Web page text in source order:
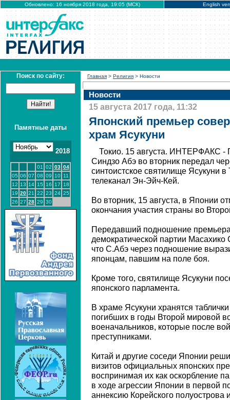
Обновлено: 16 ноября 2018 года, 19:05 (МСК) English
Поиск по сайту:
Памятные даты
2018
01 02 03 04
05 06 07 08 09 10
11
12 13 14 15 16 17
18
19 20 21 22 23 24 25
26 27 28 29 30
Главная > Религия > Новости
Новости
15 августа 2017 года, 11:32
Японский премьер
храм Ясукуни
Токио. 15 августа. ИНТЕРФАКС -
Синдзо Абэ во вторник передал
синтоистское святилище Ясукуни
телеканал Эн-Эйч-Кей.
Во вторник, 15 августа, в Японии
окончания участия страны во
Передавший подношение
демократической партии
что С.Абэ через подношение
японцам, павшим на поле боя.
Кроме того, святилище Ясукуни
японского парламента.
В храме Ясукуни хранятся
погибших в годы Второй мировой
военачальников, которые после
преступниками.
Китай и другие соседи Японии
визитов официальных японских
воспринимая их как оскорбление
в ходе агрессии Японии в первой
аннексию Корейского полуострова